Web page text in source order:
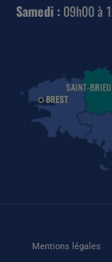
Samedi : 09h00 à
Mentions légales